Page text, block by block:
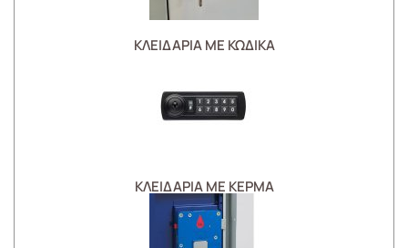
ΚΛΕΙΔΑΡΙΑ ΜΕ ΚΩΔΙΚΑ
ΚΛΕΙΔΑΡΙΑ ΜΕ ΚΕΡΜΑ